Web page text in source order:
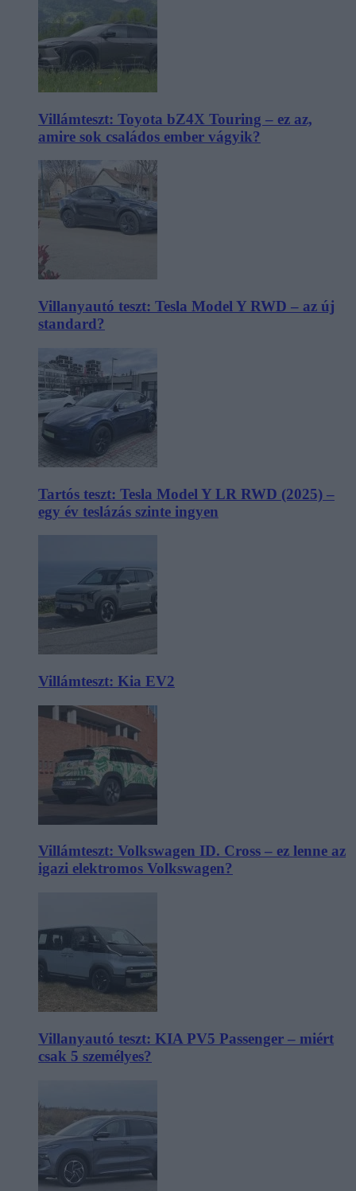
Villámteszt: Toyota bZ4X Touring – ez az,
amire sok családos ember vágyik?
Villanyautó teszt: Tesla Model Y RWD – az új
standard?
Tartós teszt: Tesla Model Y LR RWD (2025) –
egy év teslázás szinte ingyen
Villámteszt: Kia EV2
Villámteszt: Volkswagen ID. Cross – ez lenne az
igazi elektromos Volkswagen?
Villanyautó teszt: KIA PV5 Passenger – miért
csak 5 személyes?